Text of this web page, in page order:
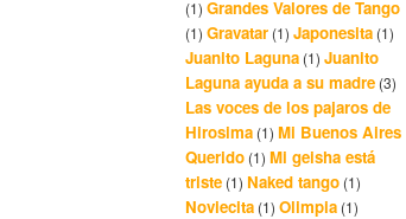
(1) Grandes Valores de Tango
(1) Gravatar (1) Japonesita (1)
Juanito Laguna (1) Juanito
Laguna ayuda a su madre (3)
Las voces de los pajaros de
Hirosima (1) Mi Buenos Aires
Querido (1) Mi geisha está
triste (1) Naked tango (1)
Noviecita (1) Olimpia (1)